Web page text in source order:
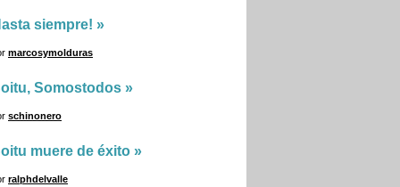
siempre! »
marcosymolduras
Somostodos »
schinonero
muere de éxito »
ralphdelvalle